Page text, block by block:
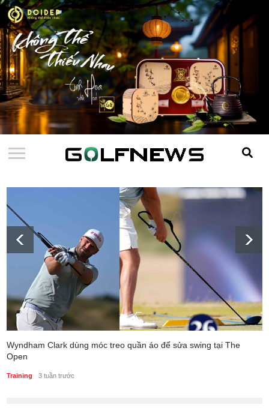
Wyndham Clark dùng móc treo quần áo để sửa swing tại The
Open
Training 3 tuần trước